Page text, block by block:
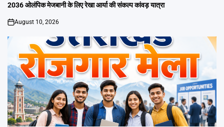
IN
2036 ओलंपिक मेजबानी के लिए रेखा आर्या की संकल्प कांवड़ यात्रा
on
August 10, 2026